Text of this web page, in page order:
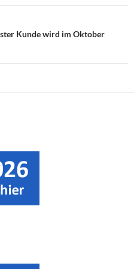
Kunde wird im Oktober